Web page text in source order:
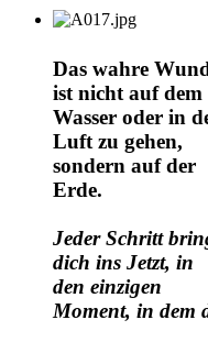
Das wahre
ist nicht auf dem
Wasser oder in
Luft zu gehen,
sondern auf der
Erde.
Jeder Schritt
dich ins Jetzt, in
den einzigen
Moment, in dem